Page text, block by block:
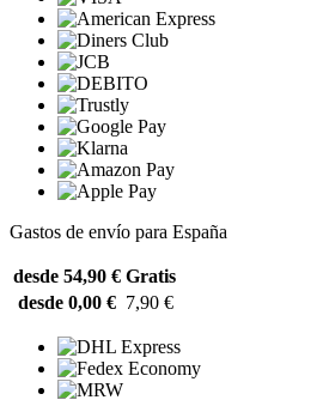
Gastos de envío para España
desde 54,90 € Gratis
desde 0,00 € 7,90 €